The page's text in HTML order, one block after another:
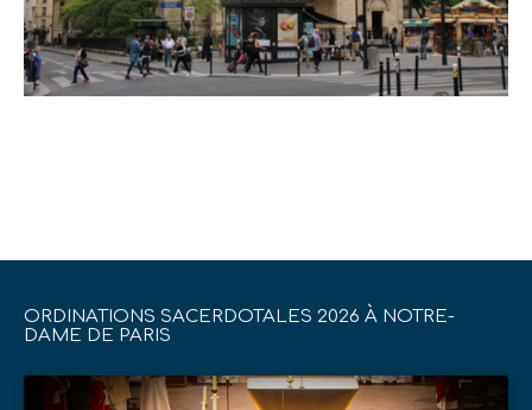
ORDINATIONS SACERDOTALES 2026 À NOTRE-
DAME DE PARIS